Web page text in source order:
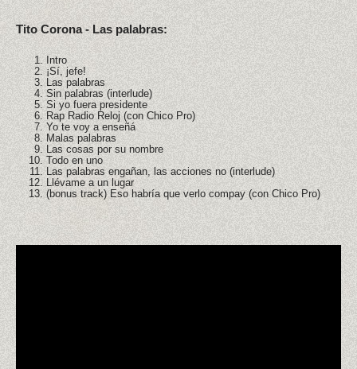
Tito Corona - Las palabras:
Intro
¡Sí, jefe!
Las palabras
Sin palabras (interlude)
Si yo fuera presidente
Rap Radio Reloj (con Chico Pro)
Yo te voy a enseñá
Malas palabras
Las cosas por su nombre
Todo en uno
Las palabras engañan, las acciones no (interlude)
Llévame a un lugar
(bonus track) Eso habría que verlo compay (con Chico Pro)